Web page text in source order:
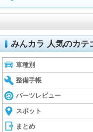
みんカラ 人気のカテ
車種別
整備手帳
パーツレビュー
スポット
まとめ